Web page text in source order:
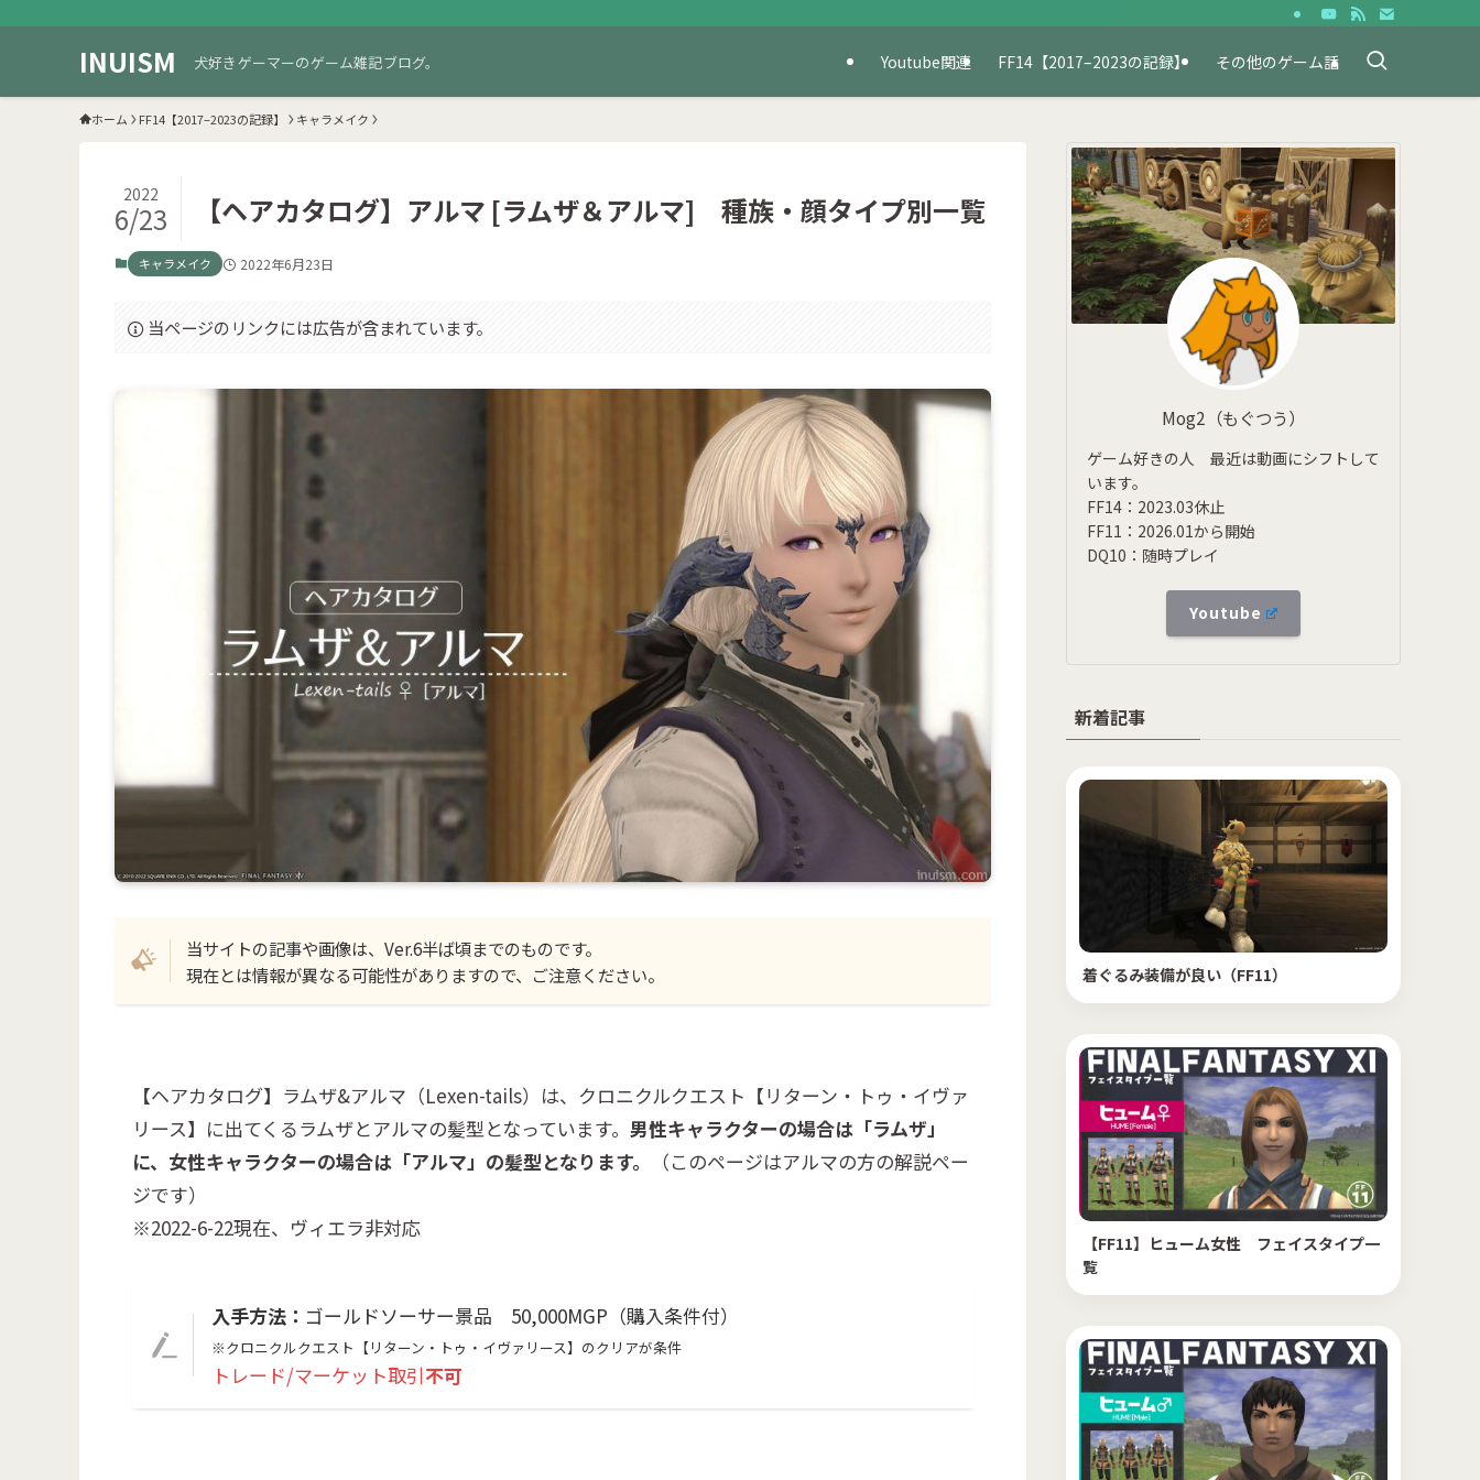
INUISM 犬好きゲーマーのゲーム雑記ブログ。 Youtube関連 FF14【2017–2023の記録】 その他のゲーム話
ホーム FF14【2017–2023の記録】 キャラメイク
【ヘアカタログ】アルマ [ラムザ＆アルマ] 種族・顔タイプ別一覧
2022
6/23
キャラメイク 2022年6月23日
当ページのリンクには広告が含まれています。
当サイトの記事や画像は、Ver.6半ば頃までのものです。
現在とは情報が異なる可能性がありますので、ご注意ください。
【ヘアカタログ】ラムザ&アルマ（Lexen-tails）は、クロニクルクエスト【リターン・トゥ・イヴァ
リース】に出てくるラムザとアルマの髪型となっています。 男性キャラクターの場合は「ラムザ」
に、女性キャラクターの場合は「アルマ」の髪型となります。
（このページはアルマの方の解説ペー
ジです）
※2022-6-22現在、ヴィエラ非対応
入手方法： ゴールドソーサー景品 50,000MGP（購入条件付）
※クロニクルクエスト【リターン・トゥ・イヴァリース】のクリアが条件
トレード/マーケット取引不可
Mog2（もぐつう）
ゲーム好きの人 最近は動画にシフトして
います。
FF14：2023.03休止
FF11：2026.01から開始
DQ10：随時プレイ
Youtube
新着記事
着ぐるみ装備が良い（FF11）
【FF11】ヒューム女性 フェイスタイプ一
覧